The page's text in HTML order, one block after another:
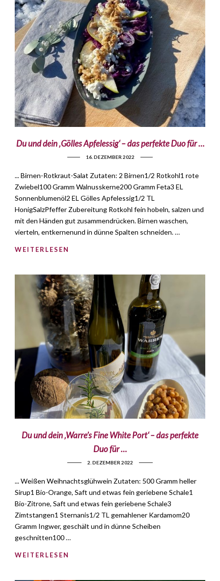
Du und dein ‚Gölles Apfelessig‘ – das perfekte Duo für …
16. DEZEMBER 2022
... Birnen-Rotkraut-Salat Zutaten: 2 Birnen1/2 Rotkohl1 rote
Zwiebel100 Gramm Walnusskerne200 Gramm Feta3 EL
Sonnenblumenöl2 EL Gölles Apfelessig1/2 TL
HonigSalzPfeffer Zubereitung Rotkohl fein hobeln, salzen und
mit den Händen gut zusammendrücken. Birnen waschen,
vierteln, entkernenund in dünne Spalten schneiden. …
WEITERLESEN
Du und dein ‚Warre’s Fine White Port‘ – das perfekte
Duo für …
2. DEZEMBER 2022
... Weißen Weihnachtsglühwein Zutaten: 500 Gramm heller
Sirup1 Bio-Orange, Saft und etwas fein geriebene Schale1
Bio-Zitrone, Saft und etwas fein geriebene Schale3
Zimtstangen1 Sternanis1/2 TL gemahlener Kardamom20
Gramm Ingwer, geschält und in dünne Scheiben
geschnitten100 …
WEITERLESEN